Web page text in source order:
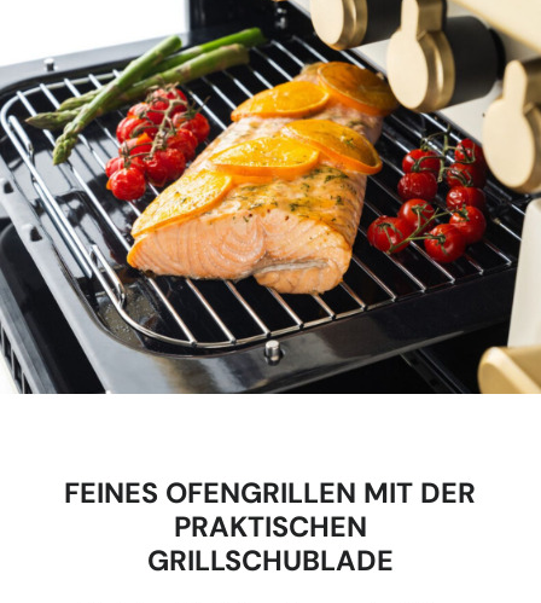
FEINES OFENGRILLEN MIT DER
PRAKTISCHEN
GRILLSCHUBLADE